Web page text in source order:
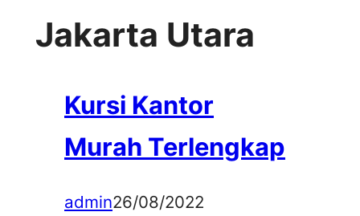
Jakarta Utara
Kursi Kantor
Murah Terlengkap
admin26/08/2022